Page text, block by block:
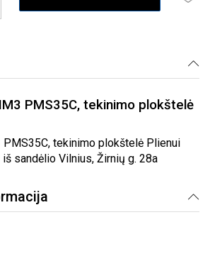
PMS35C, tekinimo plokštelė
tekinimo plokštelė Plienui
sandėlio Vilnius, Žirnių g. 28a